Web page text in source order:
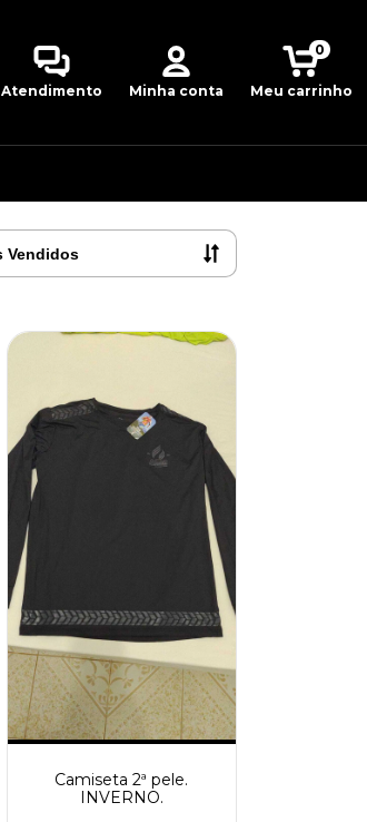
Atendimento Minha conta Meu carrinho
0
Camiseta 2ª pele.
INVERNO.